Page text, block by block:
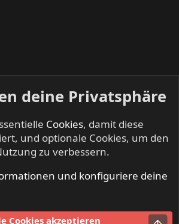
& Black Metal
deine Privatsphäre
Cookies, damit diese
und optionale Cookies, um den
zu verbessern.
und konfiguriere deine
Cookies akzeptieren